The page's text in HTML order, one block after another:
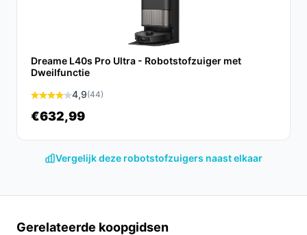
De iRobot Roomba Combo® 2 Essential + AutoWash
Dock is een veelzijdige, efficiënte en
gebruiksvriendelijke robotstofzuiger die ideaal is voor
iedereen die waarde hecht aan een schone vloer zonder
veel moeite. Het bespaart tijd en biedt een grondige
reiniging.
Ontdek alle specificaties en vergelijk prijzen op
besterobotstofzuiger.nl. Kies bewust wat perfect past
Dreame L40s Pro Ultra - Robotstofzuiger met
Dweilfunctie
4,9(44)
€632,99
Vergelijk deze robotstofzuigers naast elkaar
Gerelateerde koopgidsen